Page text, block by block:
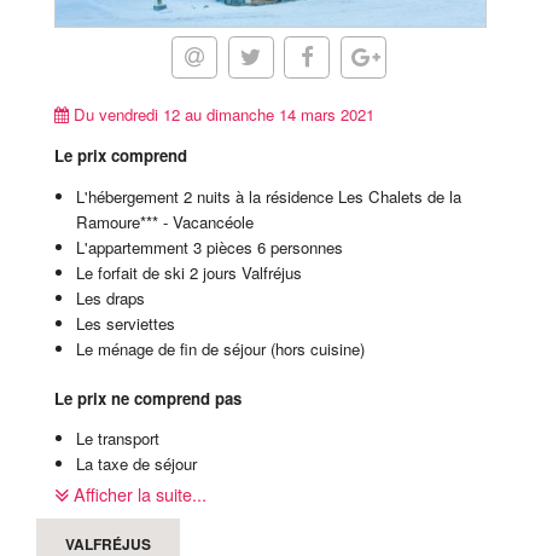
Du vendredi 12 au dimanche 14 mars 2021
Le prix comprend
L'hébergement 2 nuits à la résidence Les Chalets de la
Ramoure*** - Vacancéole
L'appartemment 3 pièces 6 personnes
Le forfait de ski 2 jours Valfréjus
Les draps
Les serviettes
Le ménage de fin de séjour (hors cuisine)
Le prix ne comprend pas
Le transport
La taxe de séjour
La caution
Les assurances
Les prestations non mentionnées
Afficher la suite...
VALFRÉJUS